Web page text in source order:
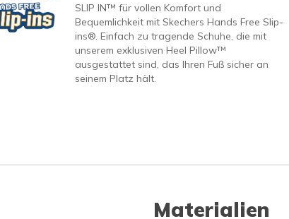
SLIP IN™ für vollen Komfort und
Bequemlichkeit mit Skechers Hands Free Slip-
ins®. Einfach zu tragende Schuhe, die mit
unserem exklusiven Heel Pillow™
ausgestattet sind, das Ihren Fuß sicher an
seinem Platz hält.
Materialien